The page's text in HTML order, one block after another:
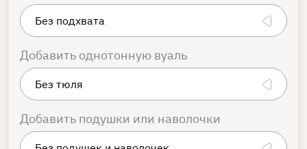
Добавить однотонную вуаль
Добавить подушки или наволочки